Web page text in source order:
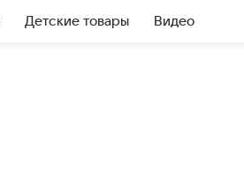
Детские товары Видео